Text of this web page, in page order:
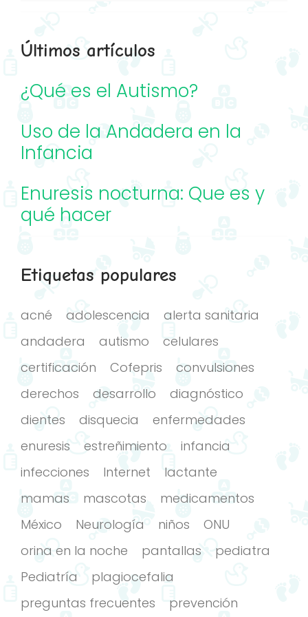
Últimos artículos
¿Qué es el Autismo?
Uso de la Andadera en la
Infancia
Enuresis nocturna: Que es y
qué hacer
Etiquetas populares
acné adolescencia
alerta sanitaria
andadera
autismo
celulares
certificación
Cofepris
convulsiones
derechos
desarrollo
diagnóstico
dientes
disquecia
enfermedades
enuresis
estreñimiento
infancia
infecciones
Internet
lactante
mamas
mascotas
medicamentos
México
Neurología niños
ONU
orina en la noche
pantallas
pediatra
Pediatría
plagiocefalia
preguntas frecuentes
prevención